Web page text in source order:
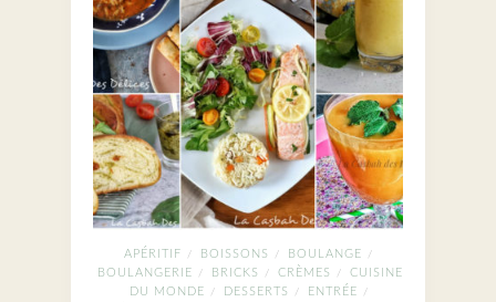
APÉRITIF / BOISSONS / BOULANGE /
BOULANGERIE / BRICKS / CRÈMES /
CUISINE
DU MONDE
/ DESSERTS / ENTRÉE /